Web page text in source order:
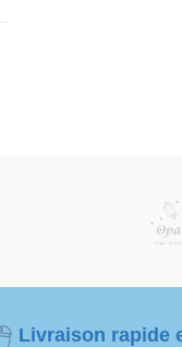
Livraison rapide